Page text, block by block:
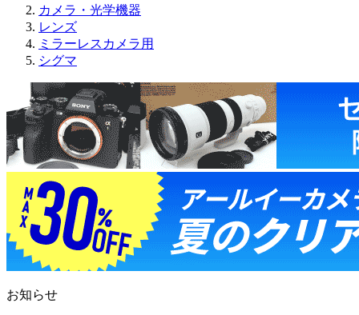
カメラ・光学機器
レンズ
ミラーレスカメラ用
シグマ
お知らせ